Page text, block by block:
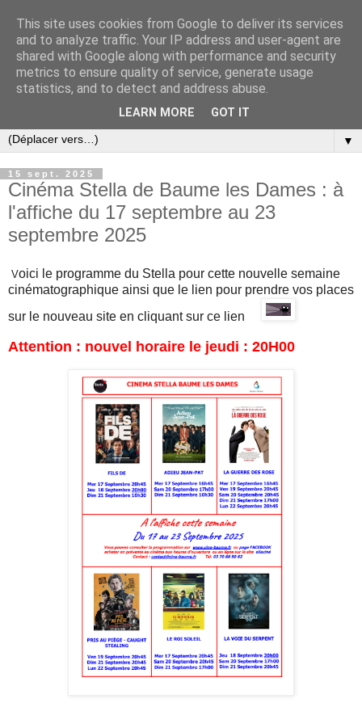
▼
15 sept. 2025
Cinéma Stella de Baume les Dames : à
l'affiche du 17 septembre au 23
septembre 2025
Voici le programme du Stella pour cette nouvelle semaine
cinématographique ainsi que l e lien pour prendre vos places
sur le nouveau site en cliquant sur ce lien
Attention : nouvel horaire le jeudi : 20H00
This site uses cookies from Google to deliver its services
and to analyze traffic. Your IP address and user-agent are
shared with Google along with performance and security
metrics to ensure quality of service, generate usage
statistics, and to detect and address abuse.
LEARN MORE GOT IT